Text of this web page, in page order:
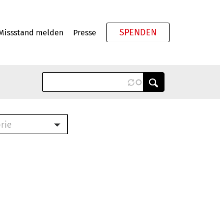
melden Presse SPENDEN